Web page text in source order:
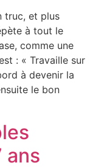
truc, et plus
à tout le
comme une
: « Travaille sur
à devenir la
le bon
ans